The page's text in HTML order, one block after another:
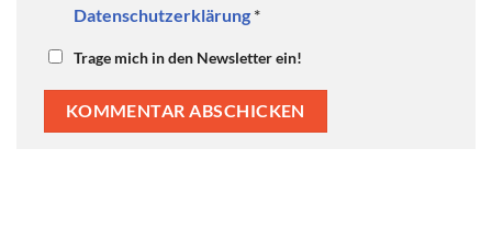
Datenschutzerklärung *
Trage mich in den Newsletter ein!